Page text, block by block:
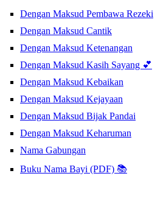
Dengan Maksud Pembawa Rezeki
Dengan Maksud Cantik
Dengan Maksud Ketenangan
Dengan Maksud Kasih Sayang 💕
Dengan Maksud Kebaikan
Dengan Maksud Kejayaan
Dengan Maksud Bijak Pandai
Dengan Maksud Keharuman
Nama Gabungan
Buku Nama Bayi (PDF) 📚